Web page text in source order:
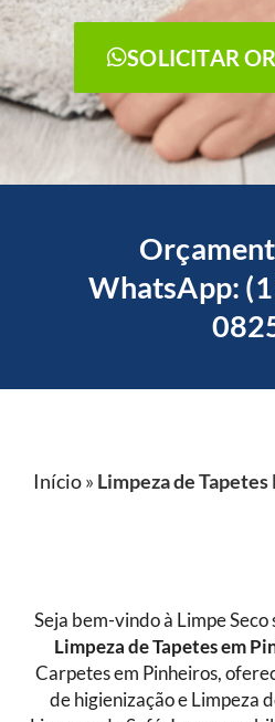
SOLICITAR
WhatsApp:
Início» Limpeza de
Seja bem-vindo à Limpe Seco
Limpeza de Tapetesem
Carpetes em Pinheiros,
de higienização e Limpeza